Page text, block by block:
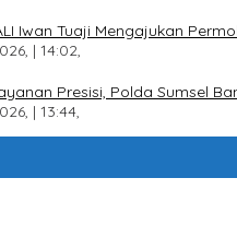
Iwan Tuaji Mengajukan
| 14:02,
Presisi, Polda Sumsel
| 13:44,